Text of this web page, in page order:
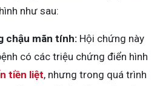
như sau:
chậu mãn tính: Hội chứng này
có các triệu chứng điển hình
tiền liệt, nhưng trong quá trình